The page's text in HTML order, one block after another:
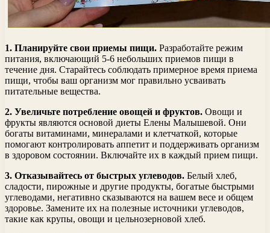
1. Планируйте свои приемы пищи. Разработайте режим
питания, включающий 5-6 небольших приемов пищи в
течение дня. Старайтесь соблюдать примерное время приема
пищи, чтобы ваш организм мог правильно усваивать
питательные вещества.
2. Увеличьте потребление овощей и фруктов. Овощи и
фрукты являются основой диеты Елены Малышевой. Они
богаты витаминами, минералами и клетчаткой, которые
помогают контролировать аппетит и поддерживать организм
в здоровом состоянии. Включайте их в каждый прием пищи.
3. Отказывайтесь от быстрых углеводов. Белый хлеб,
сладости, пирожные и другие продукты, богатые быстрыми
углеводами, негативно сказываются на вашем весе и общем
здоровье. Замените их на полезные источники углеводов,
такие как крупы, овощи и цельнозерновой хлеб.